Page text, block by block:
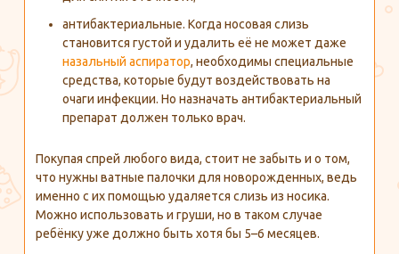
антибактериальные. Когда носовая слизь
становится густой и удалить её не может даже
назальный аспиратор, необходимы специальные
средства, которые будут воздействовать на
очаги инфекции. Но назначать антибактериальный
препарат должен только врач.
Покупая спрей любого вида, стоит не забыть и о том,
что нужны ватные палочки для новорожденных, ведь
именно с их помощью удаляется слизь из носика.
Можно использовать и груши, но в таком случае
ребёнку уже должно быть хотя бы 5–6 месяцев.